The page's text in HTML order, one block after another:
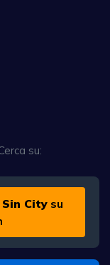
su:
Citysu